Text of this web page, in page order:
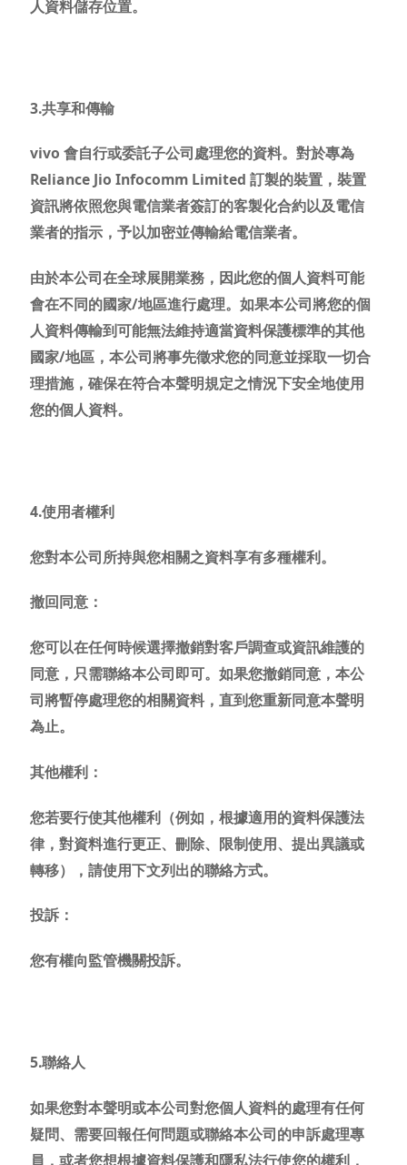
人資料儲存位置。
3.共享和傳輸
vivo 會自行或委託子公司處理您的資料。對於專為
Reliance Jio Infocomm Limited 訂製的裝置，裝置
資訊將依照您與電信業者簽訂的客製化合約以及電信
業者的指示，予以加密並傳輸給電信業者。
由於本公司在全球展開業務，因此您的個人資料可能
會在不同的國家/地區進行處理。如果本公司將您的個
人資料傳輸到可能無法維持適當資料保護標準的其他
國家/地區，本公司將事先徵求您的同意並採取一切合
理措施，確保在符合本聲明規定之情況下安全地使用
您的個人資料。
4.使用者權利
您對本公司所持與您相關之資料享有多種權利。
撤回同意：
您可以在任何時候選擇撤銷對客戶調查或資訊維護的
同意，只需聯絡本公司即可。如果您撤銷同意，本公
司將暫停處理您的相關資料，直到您重新同意本聲明
為止。
其他權利：
您若要行使其他權利（例如，根據適用的資料保護法
律，對資料進行更正、刪除、限制使用、提出異議或
轉移），請使用下文列出的聯絡方式。
投訴：
您有權向監管機關投訴。
5.聯絡人
如果您對本聲明或本公司對您個人資料的處理有任何
疑問、需要回報任何問題或聯絡本公司的申訴處理專
員，或者您想根據資料保護和隱私法行使您的權利，